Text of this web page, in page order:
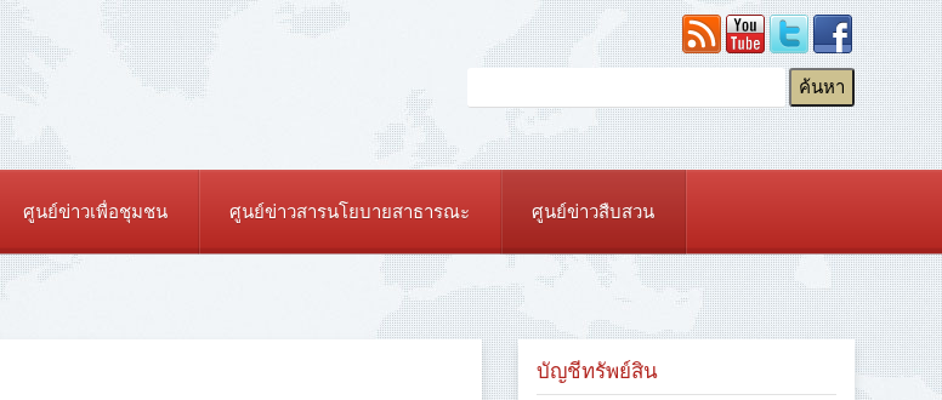
ศูนย์ข่าวเพื่อชุมชน ศูนย์ข่าวสารนโยบายสาธารณะ ศูนย์ข่าวสืบสวน
บัญชีทรัพย์สิน